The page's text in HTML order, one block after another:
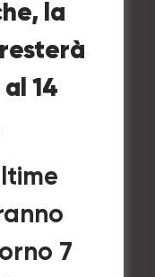
750ml
la
14
7